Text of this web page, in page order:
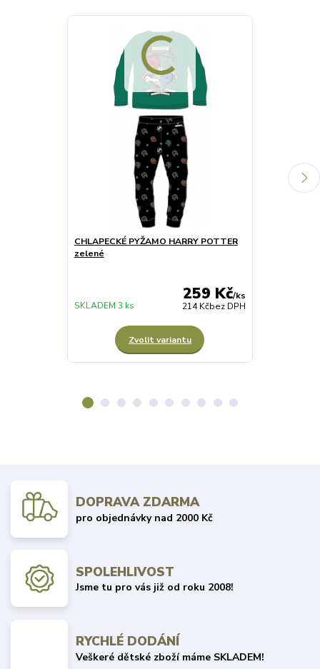
CHLAPECKÉ PYŽAMO HARRY POTTER
zelené
259 Kč/ks
214 Kčbez DPH
SKLADEM 3 ks
Zvolit variantu
DOPRAVA ZDARMA
pro objednávky nad 2000 Kč
SPOLEHLIVOST
Jsme tu pro vás již od roku 2008!
RYCHLÉ DODÁNÍ
Veškeré dětské zboží máme SKLADEM!